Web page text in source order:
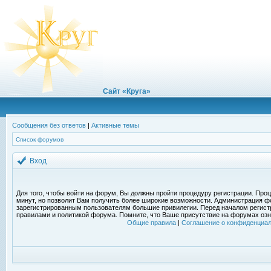
Сайт «Круга»
Сообщения без ответов | Активные темы
Список форумов
Вход
Для того, чтобы войти на форум, Вы должны пройти процедуру регистрации.
минут, но позволит Вам получить более широкие возможности. Администрация
зарегистрированным пользователям большие привилегии. Перед началом
правилами и политикой форума. Помните, что Ваше присутствие на форумах
Общие правила| Соглашение о